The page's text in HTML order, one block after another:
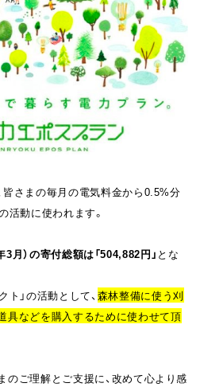
皆さまの毎月の電気料金から0.5%分
活動に使われます。
月）の寄付総額は「504,882円」 とな
ト」の活動として、 森林整備に使う刈
具などを購入するために使わせて頂
ご理解とご支援に、改めて心より感